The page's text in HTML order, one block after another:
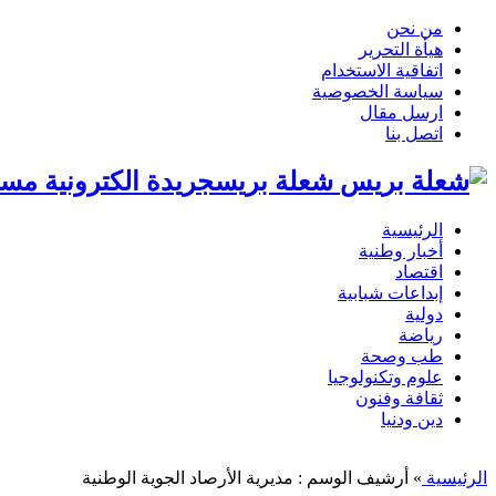
من نحن
هيأة التحرير
اتفاقية الاستخدام
سياسة الخصوصية
ارسل مقال
اتصل بنا
شعلة بريسجريدة الكترونية
الرئيسية
أخبار وطنية
اقتصاد
إبداعات شبابية
دولية
رياضة
طب وصحة
علوم وتكنولوجيا
ثقافة وفنون
دين ودنيا
الرئيسية » أرشيف الوسم : مديرية الأرصاد الجوية الوطنية